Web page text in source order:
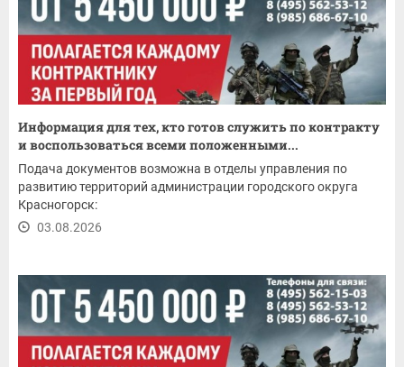
Информация для тех, кто готов служить по контракту
и воспользоваться всеми положенными...
Подача документов возможна в отделы управления по
развитию территорий администрации городского округа
Красногорск:
03.08.2026